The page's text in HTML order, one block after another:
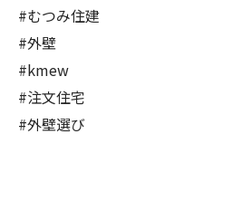
#むつみ住建
#外壁
#kmew
#注文住宅
#外壁選び